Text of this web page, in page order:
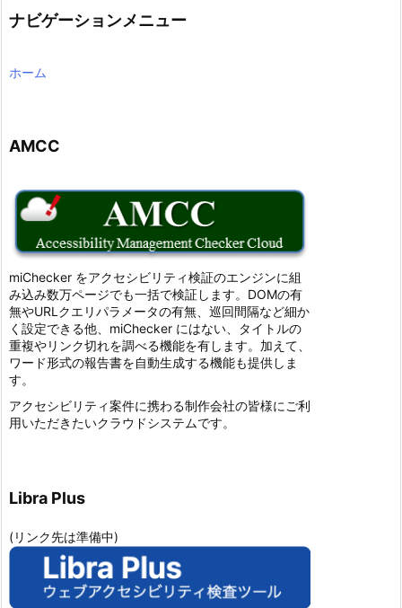
ナビゲーションメニュー
ホーム
AMCC
miChecker をアクセシビリティ検証のエンジンに組
み込み数万ページでも一括で検証します。DOMの有
無やURLクエリパラメータの有無、巡回間隔など細か
く設定できる他、miChecker にはない、タイトルの
重複やリンク切れを調べる機能を有します。加えて、
ワード形式の報告書を自動生成する機能も提供しま
す。
アクセシビリティ案件に携わる制作会社の皆様にご利
用いただきたいクラウドシステムです。
Libra Plus
(リンク先は準備中)